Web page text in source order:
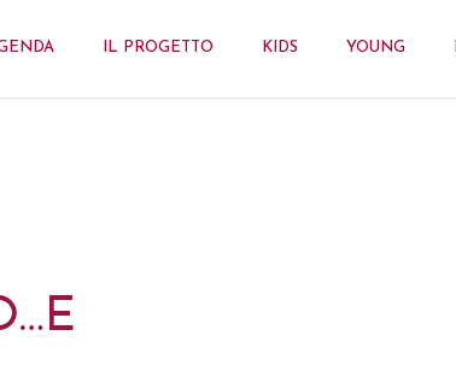
IL PROGETTO KIDS YOUNG